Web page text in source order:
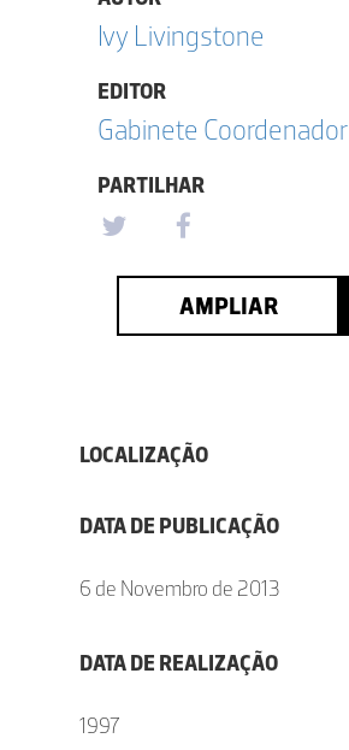
Ivy Livingstone
EDITOR
Gabinete Coordenador
PARTILHAR
AMPLIAR
LOCALIZAÇÃO
DATA DE PUBLICAÇÃO
6 de Novembro de 2013
DATA DE REALIZAÇÃO
1997